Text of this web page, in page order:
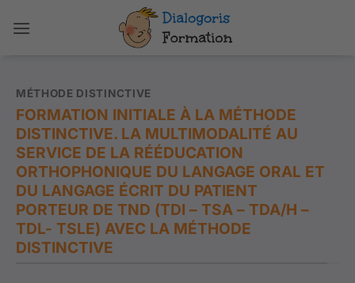
MÉTHODE DISTINCTIVE
FORMATION INITIALE À LA MÉTHODE
DISTINCTIVE. LA MULTIMODALITÉ AU
SERVICE DE LA RÉÉDUCATION
ORTHOPHONIQUE DU LANGAGE ORAL ET
DU LANGAGE ÉCRIT DU PATIENT
PORTEUR DE TND (TDI – TSA – TDA/H –
TDL- TSLE) AVEC LA MÉTHODE
DISTINCTIVE